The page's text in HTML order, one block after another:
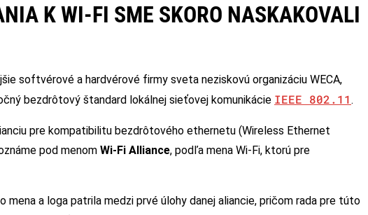
K WI-FI SME SKORO NASKAKOVALI
softvérové a hardvérové firmy sveta neziskovú organizáciu WECA,
bezdrôtový štandard lokálnej sieťovej komunikácie IEEE 802.11.
pre kompatibilitu bezdrôtového ethernetu (Wireless Ethernet
pod menom Wi-Fi Alliance, podľa mena Wi-Fi, ktorú pre
mena a loga patrila medzi prvé úlohy danej aliancie, pričom rada pre túto